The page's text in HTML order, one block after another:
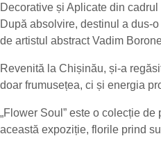
Decorative și Aplicate din
După absolvire, destinul a dus-
de artistul abstract Vadim
Revenită la Chișinău, și-a
doar frumusețea, ci și energia
„Flower Soul” este o colecție
această expoziție, florile prind